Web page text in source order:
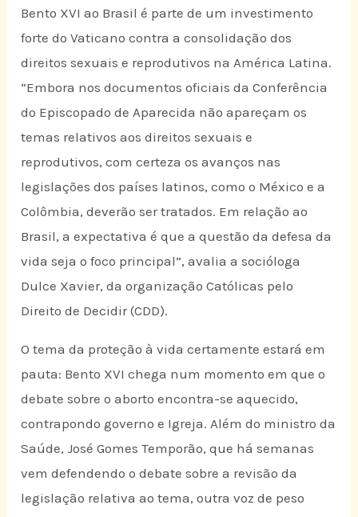
Bento XVI ao Brasil é parte de um investimento
forte do Vaticano contra a consolidação dos
direitos sexuais e reprodutivos na América Latina.
“Embora nos documentos oficiais da Conferência
do Episcopado de Aparecida não apareçam os
temas relativos aos direitos sexuais e
reprodutivos, com certeza os avanços nas
legislações dos países latinos, como o México e a
Colômbia, deverão ser tratados. Em relação ao
Brasil, a expectativa é que a questão da defesa da
vida seja o foco principal”, avalia a socióloga
Dulce Xavier, da organização Católicas pelo
Direito de Decidir (CDD).
O tema da proteção à vida certamente estará em
pauta: Bento XVI chega num momento em que o
debate sobre o aborto encontra-se aquecido,
contrapondo governo e Igreja. Além do ministro da
Saúde, José Gomes Temporão, que há semanas
vem defendendo o debate sobre a revisão da
legislação relativa ao tema, outra voz de peso